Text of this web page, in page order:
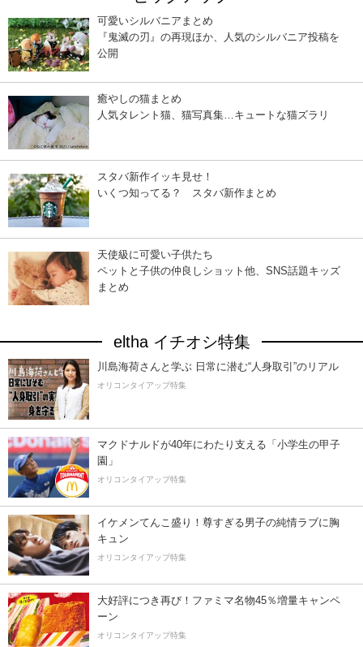
可愛いシルバニアまとめ
『鬼滅の刃』の再現ほか、人気のシルバニア投稿を
公開
癒やしの猫まとめ
人気タレント猫、猫写真集…キュートな猫ズラリ
スタバ新作イッキ見せ！
いくつ知ってる？ スタバ新作まとめ
天使級に可愛い子供たち
ペットと子供の仲良しショット他、SNS話題キッズ
まとめ
eltha イチオシ特集
川島海荷さんと学ぶ 日常に潜む“人身取引”のリアル
オリコンタイアップ特集
マクドナルドが40年にわたり支える「小学生の甲子
園」
オリコンタイアップ特集
イケメンてんこ盛り！尊すぎる男子の純情ラブに胸
キュン
オリコンタイアップ特集
大好評につき再び！ファミマ名物45％増量キャンペ
ーン
オリコンタイアップ特集